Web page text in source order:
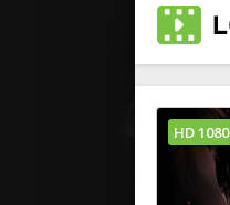
HD 1080